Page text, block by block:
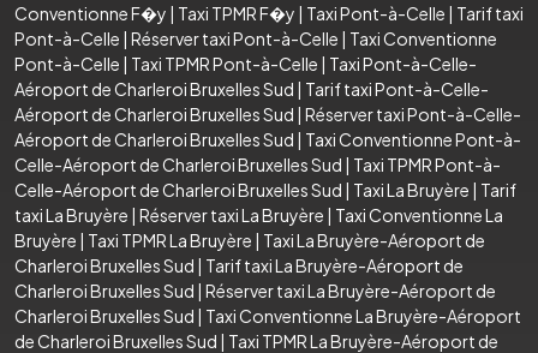
Conventionne F�y | Taxi TPMR F�y | Taxi Pont-à-Celle | Tarif taxi
Pont-à-Celle | Réserver taxi Pont-à-Celle | Taxi Conventionne
Pont-à-Celle | Taxi TPMR Pont-à-Celle | Taxi Pont-à-Celle-
Aéroport de Charleroi Bruxelles Sud | Tarif taxi Pont-à-Celle-
Aéroport de Charleroi Bruxelles Sud | Réserver taxi Pont-à-Celle-
Aéroport de Charleroi Bruxelles Sud | Taxi Conventionne Pont-à-
Celle-Aéroport de Charleroi Bruxelles Sud | Taxi TPMR Pont-à-
Celle-Aéroport de Charleroi Bruxelles Sud | Taxi La Bruyère | Tarif
taxi La Bruyère | Réserver taxi La Bruyère | Taxi Conventionne La
Bruyère | Taxi TPMR La Bruyère | Taxi La Bruyère-Aéroport de
Charleroi Bruxelles Sud | Tarif taxi La Bruyère-Aéroport de
Charleroi Bruxelles Sud | Réserver taxi La Bruyère-Aéroport de
Charleroi Bruxelles Sud | Taxi Conventionne La Bruyère-Aéroport
de Charleroi Bruxelles Sud | Taxi TPMR La Bruyère-Aéroport de